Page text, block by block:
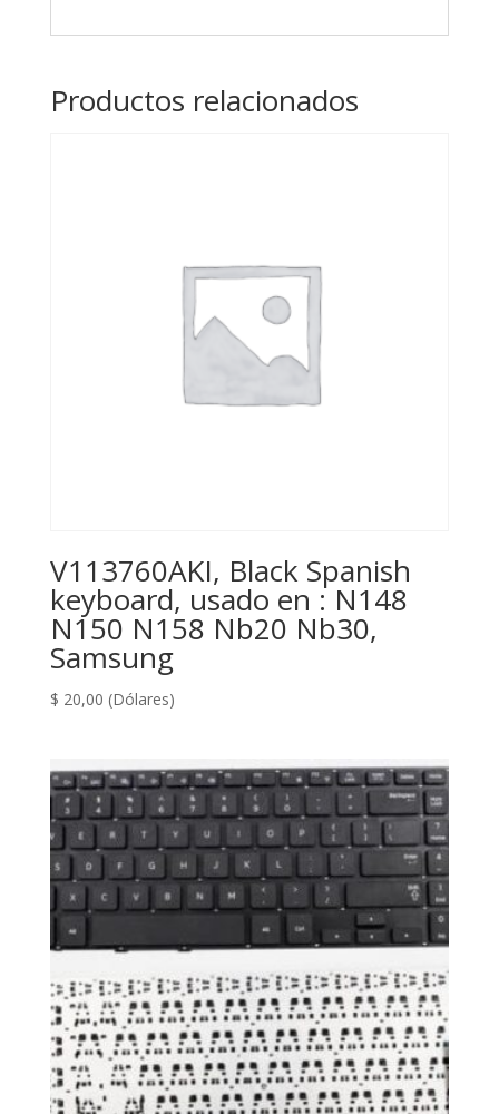
Productos relacionados
V113760AKI, Black Spanish
keyboard, usado en : N148
N150 N158 Nb20 Nb30,
Samsung
$ 20,00 (Dólares)